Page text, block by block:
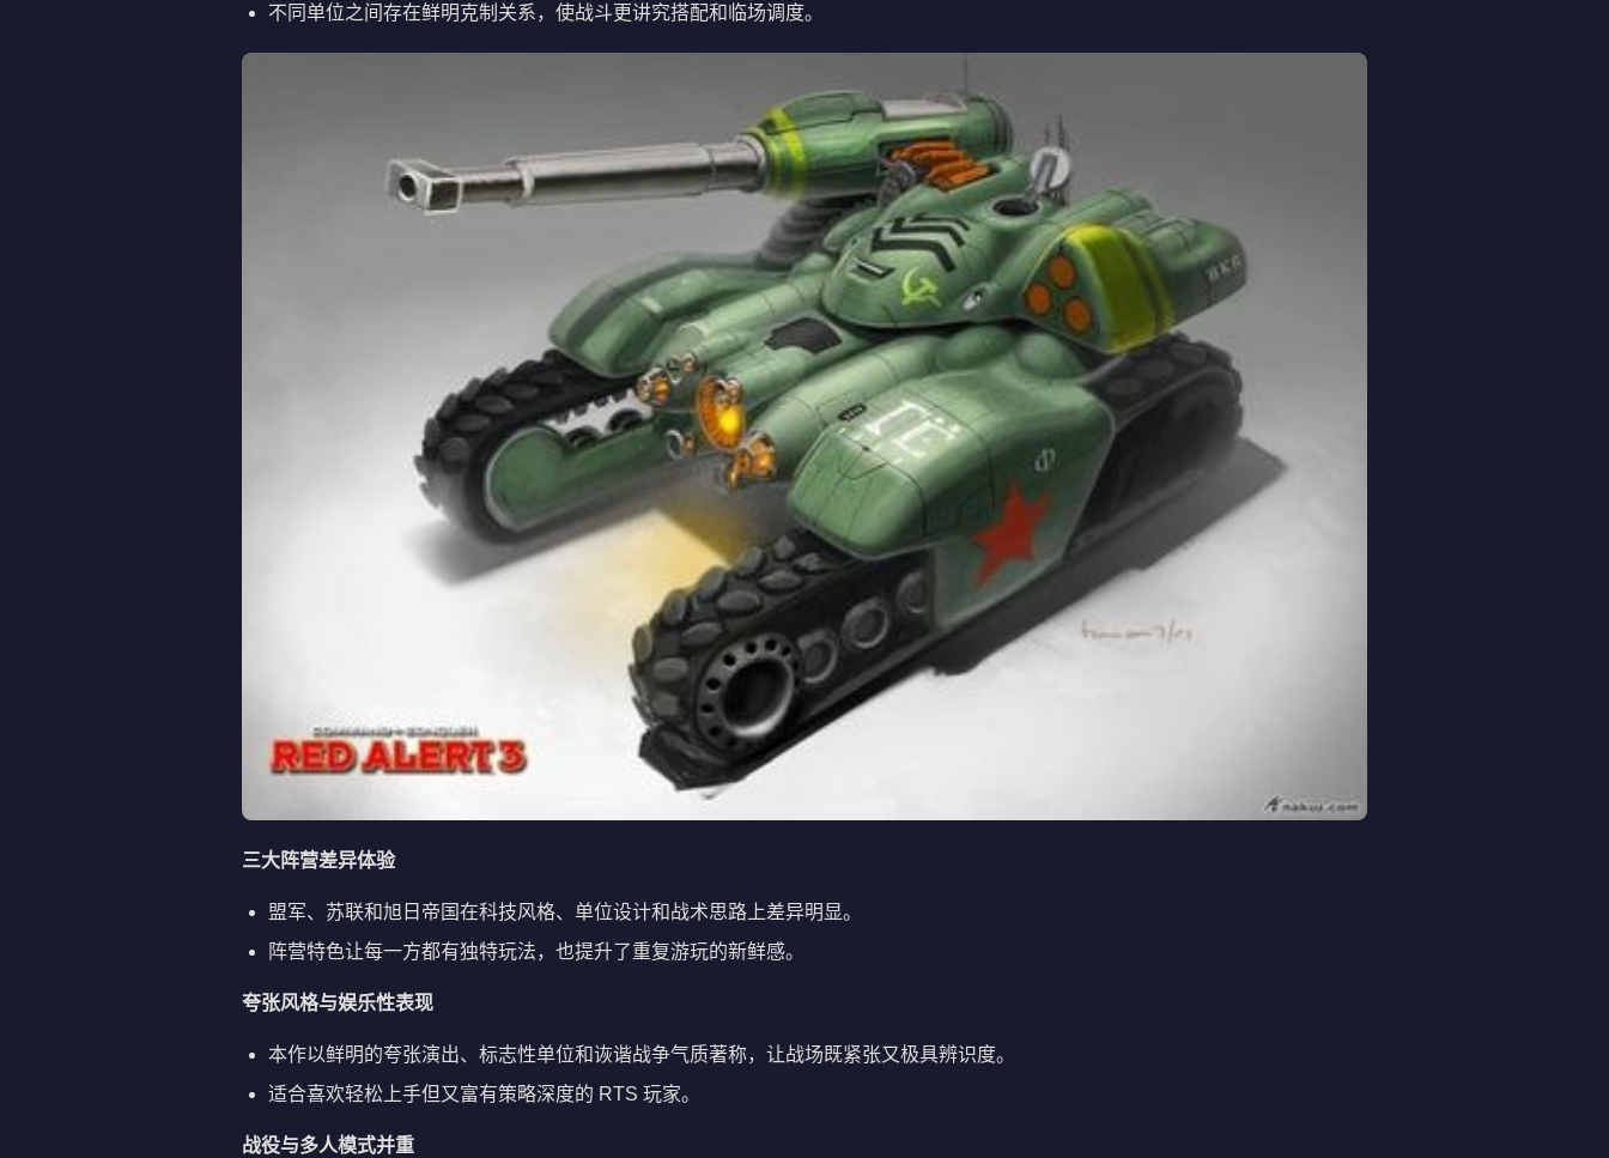
不同单位之间存在鲜明克制关系，使战斗更讲究搭配和临场调度。
三大阵营差异体验
盟军、苏联和旭日帝国在科技风格、单位设计和战术思路上差异明显。
阵营特色让每一方都有独特玩法，也提升了重复游玩的新鲜感。
夸张风格与娱乐性表现
本作以鲜明的夸张演出、标志性单位和诙谐战争气质著称，让战场既紧张又极具辨识度。
适合喜欢轻松上手但又富有策略深度的 RTS 玩家。
战役与多人模式并重